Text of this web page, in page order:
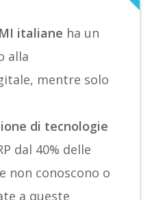
italiane ha un
alla
mentre solo
di tecnologie
dal 40% delle
non conoscono o
a queste